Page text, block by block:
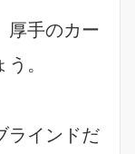
厚手のカー
。
ラインドだ